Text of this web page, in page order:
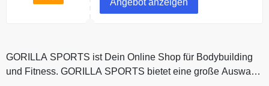
GORILLA SPORTS ist Dein Online Shop für Bodybuilding
und Fitness. GORILLA SPORTS bietet eine große Auswahl